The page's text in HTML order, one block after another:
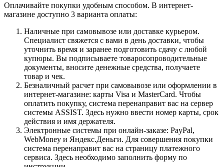
Оплачивайте покупки удобным способом. В интернет-
магазине доступно 3 варианта оплаты:
Наличные при самовывозе или доставке курьером.
Специалист свяжется с вами в день доставки, чтобы
уточнить время и заранее подготовить сдачу с любой
купюры. Вы подписываете товаросопроводительные
документы, вносите денежные средства, получаете
товар и чек.
Безналичный расчет при самовывозе или оформлении в
интернет-магазине: карты Visa и MasterCard. Чтобы
оплатить покупку, система перенаправит вас на сервер
системы ASSIST. Здесь нужно ввести номер карты, срок
действия и имя держателя.
Электронные системы при онлайн-заказе: PayPal,
WebMoney и Яндекс.Деньги. Для совершения покупки
система перенаправит вас на страницу платежного
сервиса. Здесь необходимо заполнить форму по